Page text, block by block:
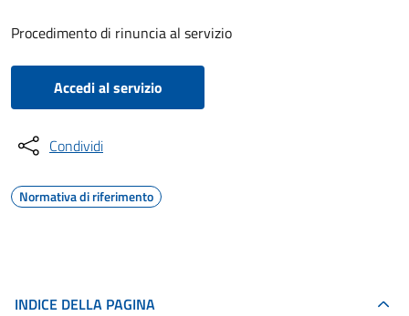
Procedimento di rinuncia al servizio
Accedi al servizio
Condividi
Normativa di riferimento
INDICE DELLA PAGINA